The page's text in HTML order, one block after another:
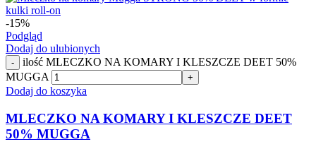
-15%
Podgląd
Dodaj do ulubionych
-
ilość MLECZKO NA KOMARY I KLESZCZE DEET 50%
MUGGA
+
Dodaj do koszyka
MLECZKO NA KOMARY I KLESZCZE DEET
50% MUGGA